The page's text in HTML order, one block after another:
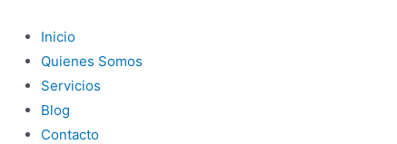
contenido
Inicio
Quienes Somos
Servicios
Blog
Contacto